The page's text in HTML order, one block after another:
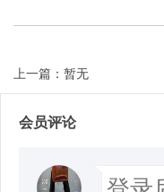
上一篇：暂无
会员评论